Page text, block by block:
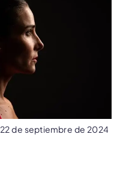
22 de septiembre de 2024